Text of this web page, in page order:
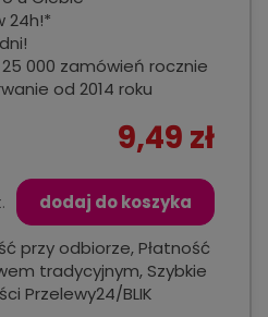
24h!*
000 zamówień rocznie
od 2014 roku
9,49 zł
dodaj do koszyka
przy odbiorze, Płatność
tradycyjnym, Szybkie
Przelewy24/BLIK